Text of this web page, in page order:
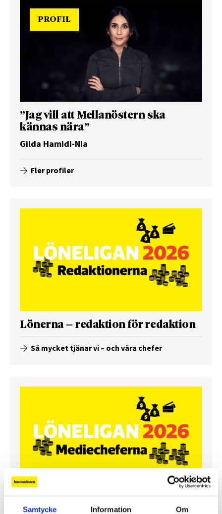
Samtycke Information Om
PROFIL
”Jag vill att Mellanöstern ska
kännas nära”
Gilda Hamidi-Nia
Fler profiler
Lönerna – redaktion för redaktion
Så mycket tjänar vi – och våra chefer